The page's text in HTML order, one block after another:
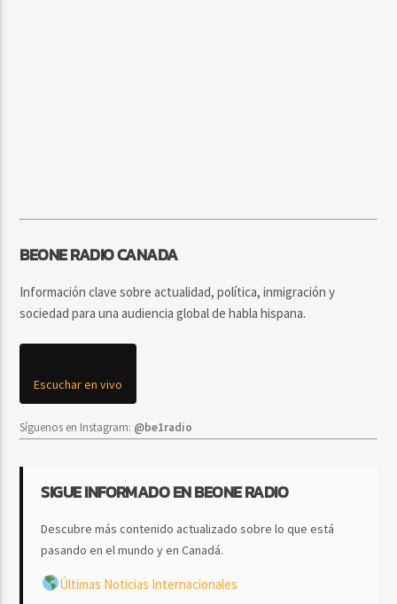
BEONE RADIO CANADA
Información clave sobre actualidad, política, inmigración y
sociedad para una audiencia global de habla hispana.
Escuchar en vivo
Síguenos en Instagram: @be1radio
SIGUE INFORMADO EN BEONE RADIO
Descubre más contenido actualizado sobre lo que está
pasando en el mundo y en Canadá.
Últimas Noticias Internacionales